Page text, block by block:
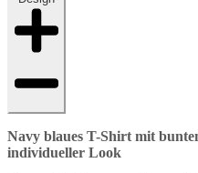
Navy blaues T-Shirt mit
individueller Look